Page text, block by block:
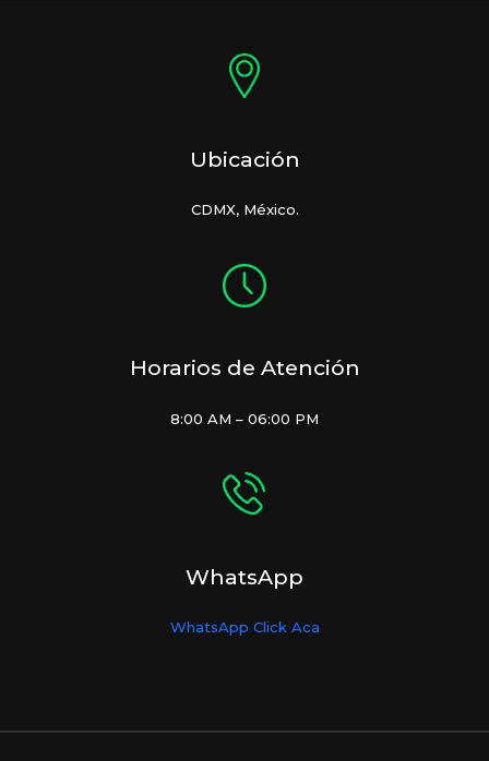
Ubicación
CDMX, México.
Horarios de Atención
8:00 AM – 06:00 PM
WhatsApp
WhatsApp Click Aca